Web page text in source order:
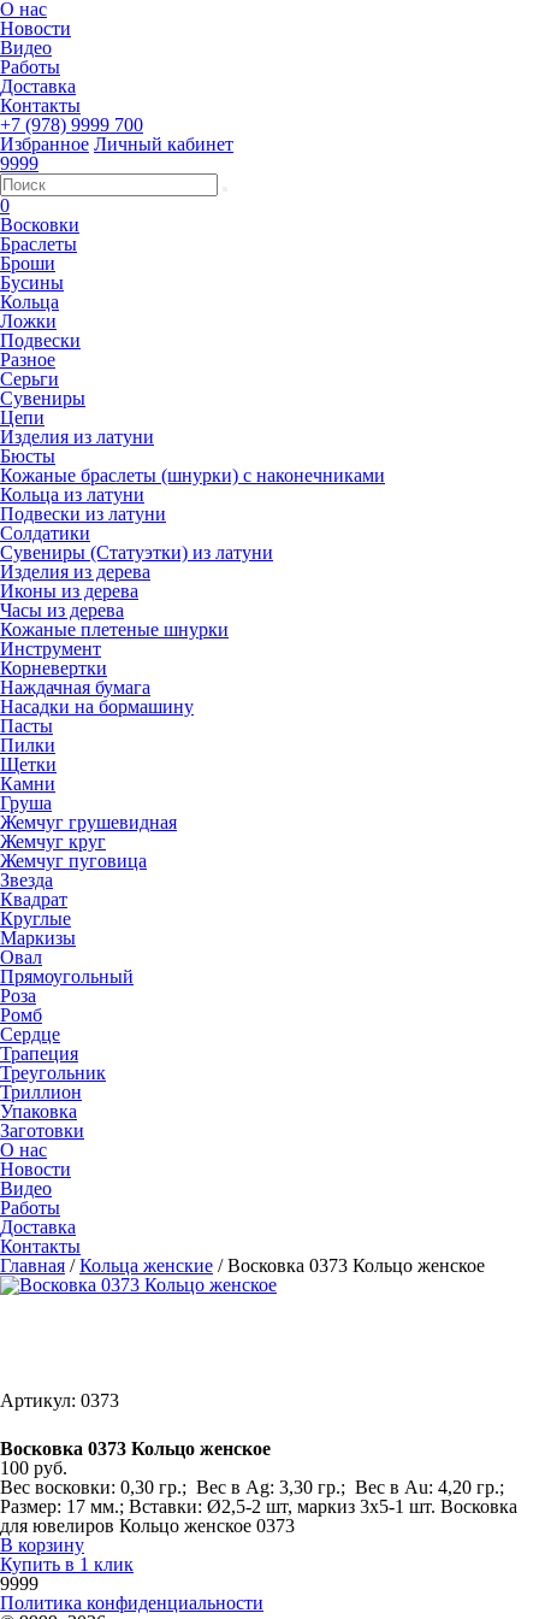
О нас
Новости
Видео
Работы
Доставка
Контакты
+7 (978) 9999 700
Избранное Личный кабинет
9999
0
Восковки
Браслеты
Броши
Бусины
Кольца
Ложки
Подвески
Разное
Серьги
Сувениры
Цепи
Изделия из латуни
Бюсты
Кожаные браслеты (шнурки) с наконечниками
Кольца из латуни
Подвески из латуни
Солдатики
Сувениры (Статуэтки) из латуни
Изделия из дерева
Иконы из дерева
Часы из дерева
Кожаные плетеные шнурки
Инструмент
Корневертки
Наждачная бумага
Насадки на бормашину
Пасты
Пилки
Щетки
Камни
Груша
Жемчуг грушевидная
Жемчуг круг
Жемчуг пуговица
Звезда
Квадрат
Круглые
Маркизы
Овал
Прямоугольный
Роза
Ромб
Сердце
Трапеция
Треугольник
Триллион
Упаковка
Заготовки
О нас
Новости
Видео
Работы
Доставка
Контакты
Главная /Кольца женские /Восковка 0373 Кольцо женское
Артикул: 0373
Восковка 0373 Кольцо женское
100 руб.
Вес восковки: 0,30 гр.; Вес в Ag: 3,30 гр.; Вес в Au: 4,20 гр.;
Размер: 17 мм.; Вставки: Ø2,5-2 шт, маркиз 3х5-1 шт. Восковка
для ювелиров Кольцо женское 0373
В корзину
Купить в 1 клик
9999
Политика конфиденциальности